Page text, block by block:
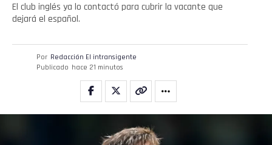
El club inglés ya lo contactó para cubrir la vacante que
dejará el español.
Por Redacción El intransigente
Publicado hace 21 minutos